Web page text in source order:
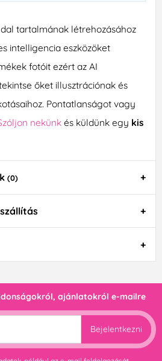
tartalmának létrehozásához
intelligencia eszközöket
fotóit ezért az AI
őket illusztrációnak és
Pontatlanságot vagy
nekünkés küldünk egy kis
(0)
ajánlatokról e-mailre
Bejelentkezni